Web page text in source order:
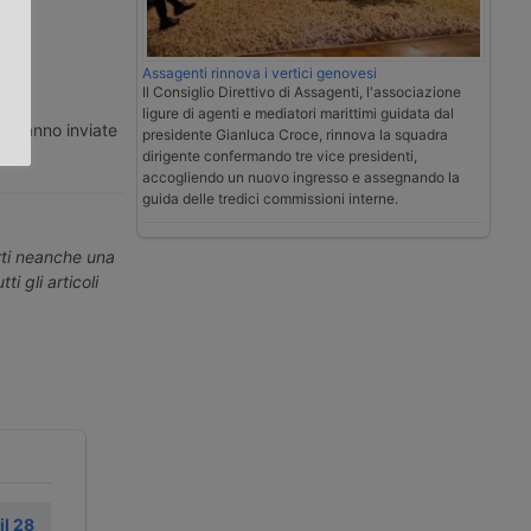
vanno inviate
neanche una
gli articoli
28
Assagenti rinnova i vertici genovesi
Il Consiglio Direttivo di Assagenti, l'associazione
ligure di agenti e mediatori marittimi guidata dal
presidente Gianluca Croce, rinnova la squadra
dirigente confermando tre vice presidenti,
accogliendo un nuovo ingresso e assegnando la
guida delle tredici commissioni interne.